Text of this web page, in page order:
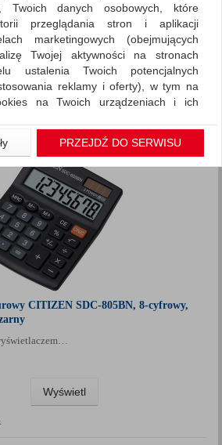
24 Porównaj (0)
Siatka Lista
CITIZEN SDC-805BN, 8-cyfrowy,
Wyświetl
Twoich danych osobowych, które
przeglądania stron i aplikacji
marketingowych (obejmujących
Twojej aktywności na stronach
ustalenia Twoich potencjalnych
reklamy i oferty), w tym na
na Twoich urządzeniach i ich
zgody lub ograniczyć jej zakres, kliknij
wszelkie informacje o tym jak to
znajdziesz także na podstronie z
obowiązującą od 25 maja 2018.
zalogowanych, aby umożliwić
Umowy z Państwem i związane z tym
naszej strony www, a w szczególności
zamówienia na Państwa email lub
informacji o promocjach
ważna jest Państwa wcześniejsza
podczas zakładania konta.
dobrowolna i można ją w dowolnym
(rozwiń)
(rozwiń)
PRZEJDŹ DO SERWISU